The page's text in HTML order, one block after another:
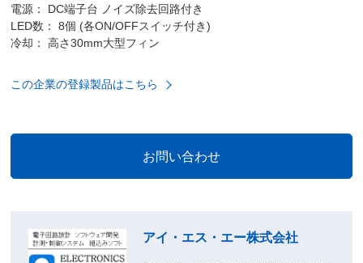
電源： DC端子台 ノイズ除去回路付き
LED数： 8個 (各ON/OFFスイッチ付き)
冷却： 高さ30mm大型フィン
この企業の登録製品はこちら
アイ・エス・エー株式会社